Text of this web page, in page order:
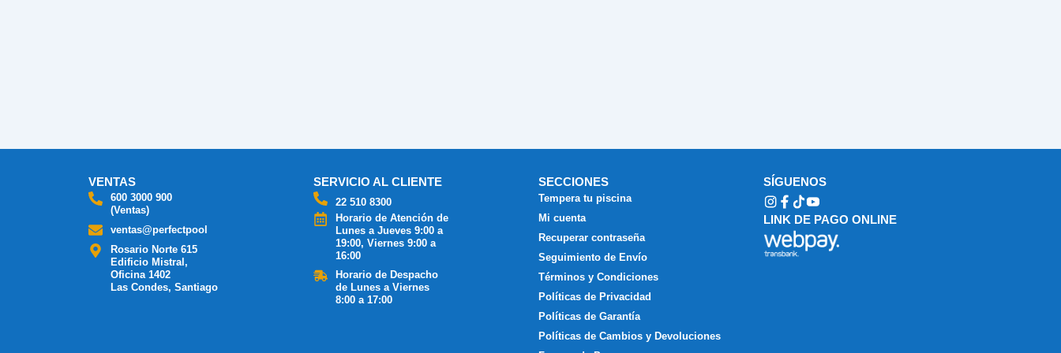
VENTAS
600 3000 900
(Ventas)
ventas@perfectpool
Rosario Norte 615
Edificio Mistral,
Oficina 1402
Las Condes, Santiago
SERVICIO AL CLIENTE
22 510 8300
Horario de Atención de
Lunes a Jueves 9:00 a
19:00, Viernes 9:00 a
16:00
Horario de Despacho
de Lunes a Viernes
8:00 a 17:00
SECCIONES
Tempera tu piscina
Mi cuenta
Recuperar contraseña
Seguimiento de Envío
Términos y Condiciones
Políticas de Privacidad
Políticas de Garantía
Políticas de Cambios y Devoluciones
SÍGUENOS
LINK DE PAGO ONLINE